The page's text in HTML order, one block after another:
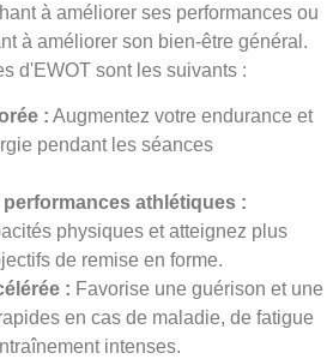
à améliorer ses performances ou
à améliorer son bien-être général.
d'EWOT sont les suivants :
: Augmentez votre endurance et
pendant les séances
athlétiques :
physiques et atteignez plus
de remise en forme.
: Favorise une guérison et une
en cas de maladie, de fatigue
intenses.